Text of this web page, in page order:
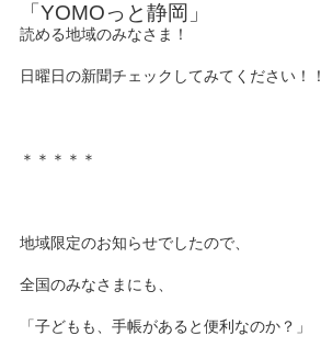
「YOMOっと静岡」
読める地域のみなさま！
日曜日の新聞チェックしてみてください！！
＊＊＊＊＊
地域限定のお知らせでしたので、
全国のみなさまにも、
「子どもも、手帳があると便利なのか？」